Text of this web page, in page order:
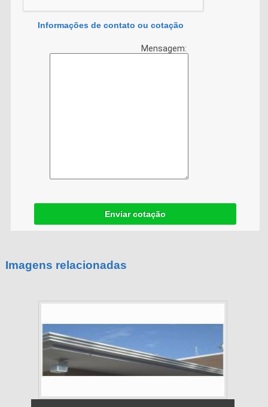
Informações de contato ou cotação
Mensagem:
Enviar cotação
Imagens relacionadas